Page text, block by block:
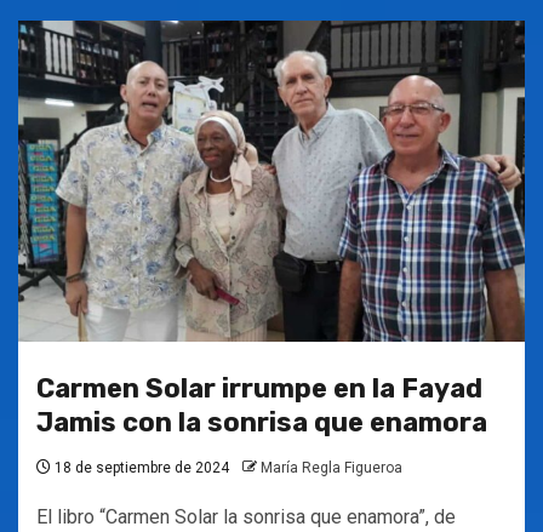
Carmen Solar irrumpe en la Fayad
Jamis con la sonrisa que enamora
18 de septiembre de 2024 María Regla Figueroa
El libro “Carmen Solar la sonrisa que enamora”, de